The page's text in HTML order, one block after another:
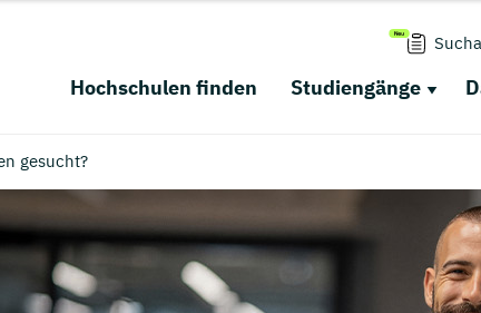
Hochschulen finden Studiengänge
gesucht?